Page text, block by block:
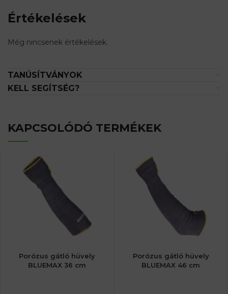
Értékelések
Még nincsenek értékelések.
TANÚSÍTVÁNYOK
KELL SEGÍTSÉG?
KAPCSOLÓDÓ TERMÉKEK
Porózus gátló hüvely
BLUEMAX 36 cm
Porózus gátló hüvely
BLUEMAX 46 cm